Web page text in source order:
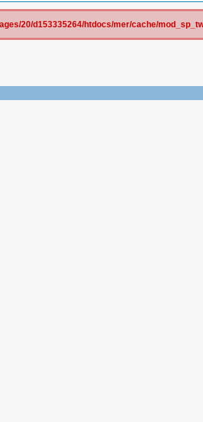
20/d153335264/htdocs/mer/cache/